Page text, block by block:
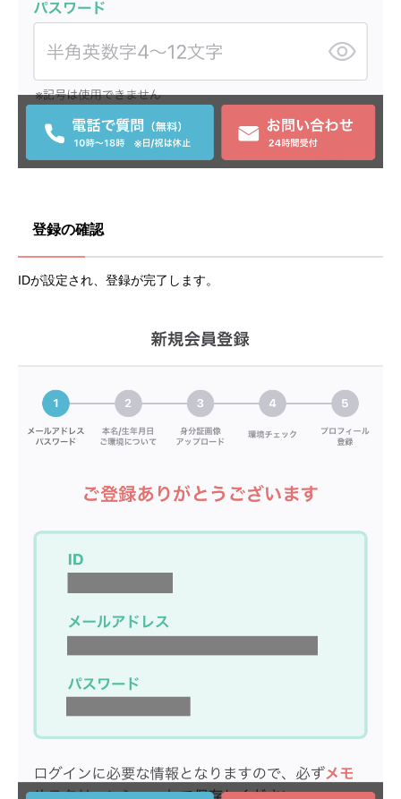
登録の確認
IDが設定され、登録が完了します。